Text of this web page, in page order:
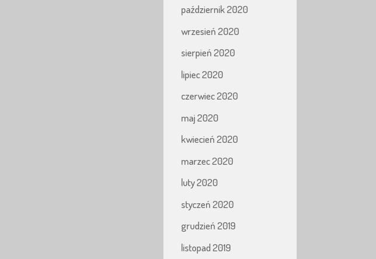
październik 2020
wrzesień 2020
sierpień 2020
lipiec 2020
czerwiec 2020
maj 2020
kwiecień 2020
marzec 2020
luty 2020
styczeń 2020
grudzień 2019
listopad 2019